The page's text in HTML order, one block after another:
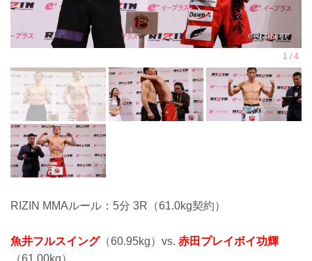
RIZIN MMAルール：5分 3R（61.0kg契約）
魚井フルスイング（60.95kg）vs. 赤田プレイボイ功輝
（61.00kg）